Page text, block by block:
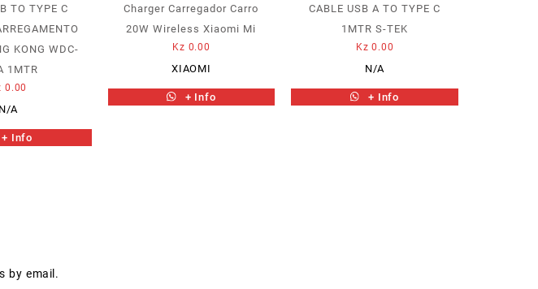
TO TYPE C
KONG WDC-
1MTR
0.00
N/A
+ Info
Charger Carregador Carro
20W Wireless Xiaomi Mi
Kz 0.00
XIAOMI
+ Info
CABLE USB A TO TYPE C
1MTR S-TEK
Kz 0.00
N/A
+ Info
by email.